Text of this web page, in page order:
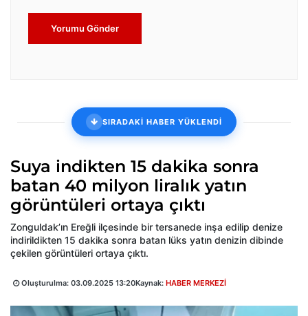
Yorumu Gönder
SIRADAKİ HABER YÜKLENDİ
Suya indikten 15 dakika sonra
batan 40 milyon liralık yatın
görüntüleri ortaya çıktı
Zonguldak’ın Ereğli ilçesinde bir tersanede inşa edilip denize
indirildikten 15 dakika sonra batan lüks yatın denizin dibinde
çekilen görüntüleri ortaya çıktı.
Oluşturulma: 03.09.2025 13:20Kaynak: HABER MERKEZİ